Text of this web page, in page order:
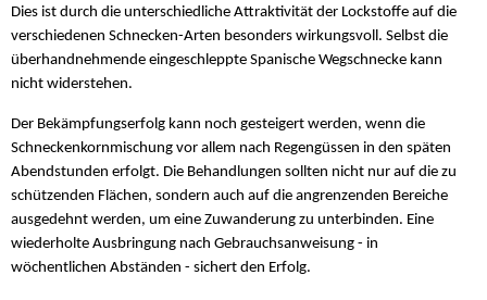
Dies ist durch die unterschiedliche Attraktivität der Lockstoffe auf die
verschiedenen Schnecken-Arten besonders wirkungsvoll. Selbst die
überhandnehmende eingeschleppte Spanische Wegschnecke kann
nicht widerstehen.
Der Bekämpfungserfolg kann noch gesteigert werden, wenn die
Schneckenkornmischung vor allem nach Regengüssen in den späten
Abendstunden erfolgt. Die Behandlungen sollten nicht nur auf die zu
schützenden Flächen, sondern auch auf die angrenzenden Bereiche
ausgedehnt werden, um eine Zuwanderung zu unterbinden. Eine
wiederholte Ausbringung nach Gebrauchsanweisung - in
wöchentlichen Abständen - sichert den Erfolg.